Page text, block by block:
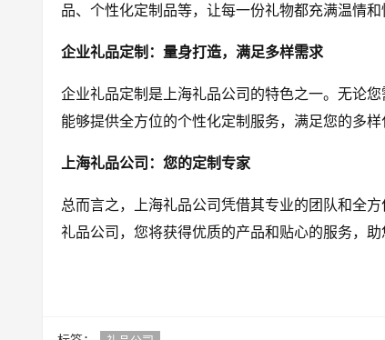
品、个性化定制品等，让每一份礼物都充满温情和
企业礼品定制：量身打造，满足多样需求
企业礼品定制是上海礼品公司的特色之一。无论
能够提供全方位的个性化定制服务，满足您的多样
上海礼品公司：您的定制专家
总而言之，上海礼品公司凭借其专业的团队和全
礼品公司，您将获得优质的产品和贴心的服务，